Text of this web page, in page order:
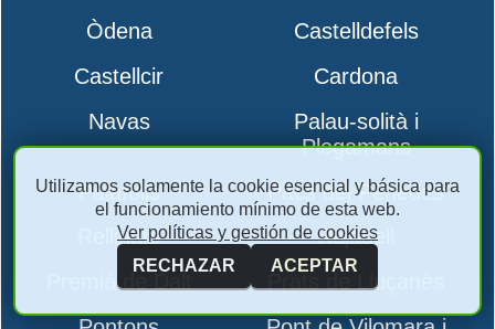
Òdena
Castelldefels
Castellcir
Cardona
Navas
Palau-solità i
Plegamans
Palafolls
Pacs del Penedès
Rellinars
Rajadell
Premià de Dalt
Prats de Lluçanès
Utilizamos solamente la cookie esencial y básica para
el funcionamiento mínimo de esta web.
Ver políticas y gestión de cookies
RECHAZAR
ACEPTAR